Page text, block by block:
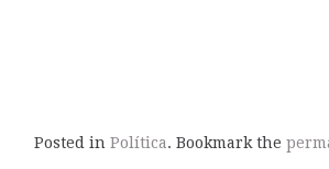
Posted in Política. Bookmark the